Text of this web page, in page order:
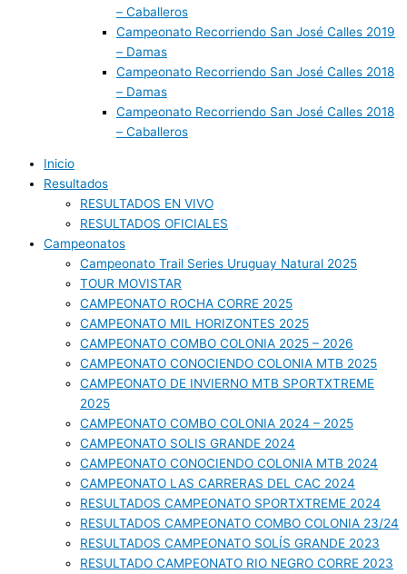
– Caballeros
Campeonato Recorriendo San José Calles 2019
– Damas
Campeonato Recorriendo San José Calles 2018
– Damas
Campeonato Recorriendo San José Calles 2018
– Caballeros
Inicio
Resultados
RESULTADOS EN VIVO
RESULTADOS OFICIALES
Campeonatos
Campeonato Trail Series Uruguay Natural 2025
TOUR MOVISTAR
CAMPEONATO ROCHA CORRE 2025
CAMPEONATO MIL HORIZONTES 2025
CAMPEONATO COMBO COLONIA 2025 – 2026
CAMPEONATO CONOCIENDO COLONIA MTB 2025
CAMPEONATO DE INVIERNO MTB SPORTXTREME
2025
CAMPEONATO COMBO COLONIA 2024 – 2025
CAMPEONATO SOLIS GRANDE 2024
CAMPEONATO CONOCIENDO COLONIA MTB 2024
CAMPEONATO LAS CARRERAS DEL CAC 2024
RESULTADOS CAMPEONATO SPORTXTREME 2024
RESULTADOS CAMPEONATO COMBO COLONIA 23/24
RESULTADOS CAMPEONATO SOLÍS GRANDE 2023
RESULTADO CAMPEONATO RIO NEGRO CORRE 2023